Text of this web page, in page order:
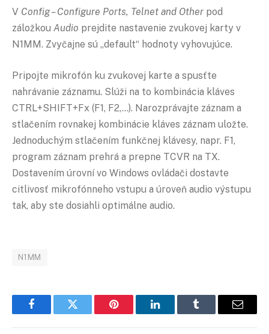
V Config – Configure Ports, Telnet and Other pod
záložkou Audio prejdite nastavenie zvukovej karty v
N1MM. Zvyčajne sú „default“ hodnoty vyhovujúce.
Pripojte mikrofón ku zvukovej karte a spusťte
nahrávanie záznamu. Slúži na to kombinácia kláves
CTRL+SHIFT+Fx (F1, F2,…). Narozprávajte záznam a
stlačením rovnakej kombinácie kláves záznam uložte.
Jednoduchým stlačením funkčnej klávesy, napr. F1,
program záznam prehrá a prepne TCVR na TX.
Dostavením úrovní vo Windows ovládači dostavte
citlivosť mikrofónneho vstupu a úroveň audio výstupu
tak, aby ste dosiahli optimálne audio.
N1MM
FacebookTwitter Pinterest LinkedInTumblr Email